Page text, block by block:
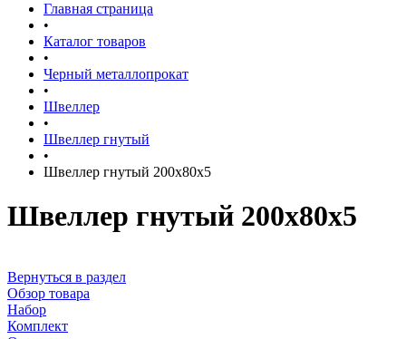
Главная страница
•
Каталог товаров
•
Черный металлопрокат
•
Швеллер
•
Швеллер гнутый
•
Швеллер гнутый 200х80х5
Швеллер гнутый 200х80х5
Вернуться в раздел
Обзор товара
Набор
Комплект